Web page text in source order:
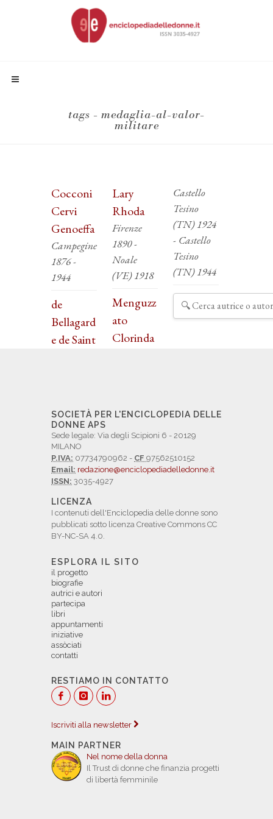
tags - medaglia-al-valor-
militare
Cocconi
Cervi
Genoeffa
Campegine
1876 -
1944
de
Bellagard
e de Saint
Lary
Rhoda
Firenze
1890 -
Noale
(VE) 1918
Menguzz
ato
Clorinda
Castello
Tesino
(TN) 1924
- Castello
Tesino
(TN) 1944
SOCIETÀ PER L'ENCICLOPEDIA DELLE
DONNE APS
Sede legale: Via degli Scipioni 6 - 20129
MILANO
P.IVA: 07734790962 - CF 97562510152
Email: redazione@enciclopediadelledonne.it
ISSN: 3035-4927
LICENZA
I contenuti dell'Enciclopedia delle donne sono
pubblicati sotto licenza Creative Commons CC
BY-NC-SA 4.0.
ESPLORA IL SITO
il progetto
biografie
autrici e autori
partecipa
libri
appuntamenti
iniziative
assòciati
contatti
RESTIAMO IN CONTATTO
Iscriviti alla newsletter
MAIN PARTNER
Nel nome della donna
Il Trust di donne che finanzia progetti
di libertà femminile